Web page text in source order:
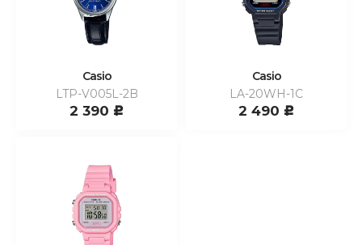
Casio
LTP-V005L-2B
2 390 c
Casio
LA-20WH-1C
2 490 c